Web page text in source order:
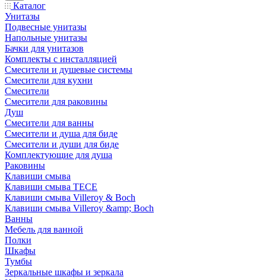
Каталог
Унитазы
Подвесные унитазы
Напольные унитазы
Бачки для унитазов
Комплекты с инсталляцией
Смесители и душевые системы
Смесители для кухни
Смесители
Смесители для раковины
Душ
Смесители для ванны
Смесители и душа для биде
Смесители и души для биде
Комплектующие для душа
Раковины
Клавиши смыва
Клавиши смыва TECE
Клавиши смыва Villeroy & Boch
Клавиши смыва Villeroy &amp; Boch
Ванны
Мебель для ванной
Полки
Шкафы
Тумбы
Зеркальные шкафы и зеркала